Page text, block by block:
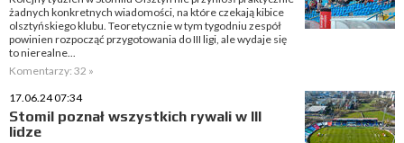
żadnych konkretnych wiadomości, na które czekają kibice
olsztyńskiego klubu. Teoretycznie w tym tygodniu zespół
powinien rozpocząć przygotowania do III ligi, ale wydaje się
to nierealne...
Komentarzy: 32 »
17.06.24 07:34
Stomil poznał wszystkich rywali w III
lidze